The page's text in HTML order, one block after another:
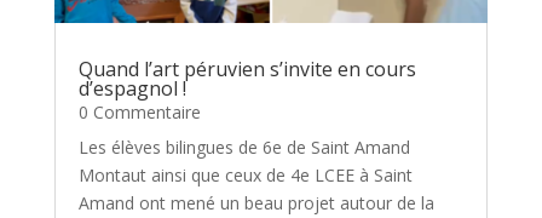
Quand l’art péruvien s’invite en cours
d’espagnol !
0 Commentaire
Les élèves bilingues de 6e de Saint Amand
Montaut ainsi que ceux de 4e LCEE à Saint
Amand ont mené un beau projet autour de la